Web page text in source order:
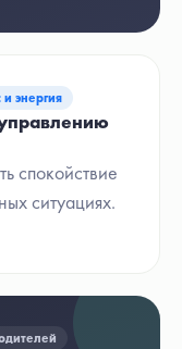
и энергия
спокойствие
ситуациях.